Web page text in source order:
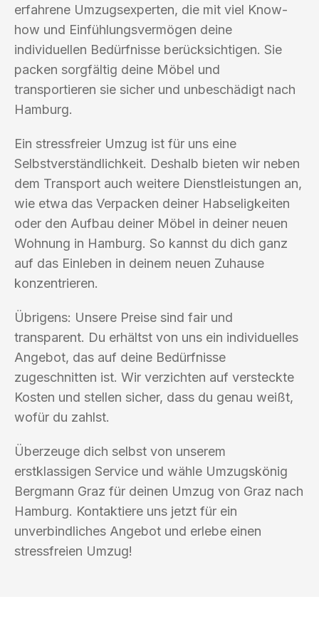
erfahrene Umzugsexperten, die mit viel Know-
how und Einfühlungsvermögen deine
individuellen Bedürfnisse berücksichtigen. Sie
packen sorgfältig deine Möbel und
transportieren sie sicher und unbeschädigt nach
Hamburg.
Ein stressfreier Umzug ist für uns eine
Selbstverständlichkeit. Deshalb bieten wir neben
dem Transport auch weitere Dienstleistungen an,
wie etwa das Verpacken deiner Habseligkeiten
oder den Aufbau deiner Möbel in deiner neuen
Wohnung in Hamburg. So kannst du dich ganz
auf das Einleben in deinem neuen Zuhause
konzentrieren.
Übrigens: Unsere Preise sind fair und
transparent. Du erhältst von uns ein individuelles
Angebot, das auf deine Bedürfnisse
zugeschnitten ist. Wir verzichten auf versteckte
Kosten und stellen sicher, dass du genau weißt,
wofür du zahlst.
Überzeuge dich selbst von unserem
erstklassigen Service und wähle Umzugskönig
Bergmann Graz für deinen Umzug von Graz nach
Hamburg. Kontaktiere uns jetzt für ein
unverbindliches Angebot und erlebe einen
stressfreien Umzug!